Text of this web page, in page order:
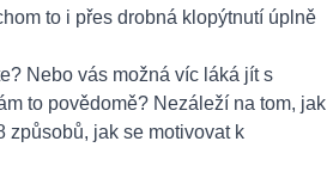
to i přes drobná klopýtnutí úplně
Nebo vás možná víc láká jít s
to povědomě? Nezáleží na tom, jak
způsobů, jak se motivovat k